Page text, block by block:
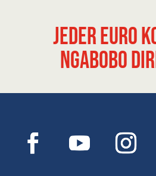
Jeder Euro
Ngabobo